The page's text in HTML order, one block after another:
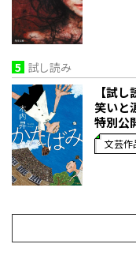
5 試し読み
【試
笑いと
特別公
文芸作